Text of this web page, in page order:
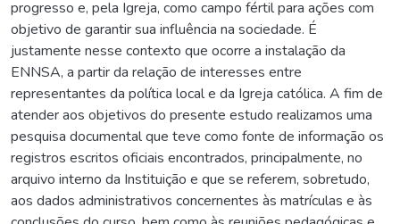
progresso e, pela Igreja, como campo fértil para ações com
objetivo de garantir sua influência na sociedade. É
justamente nesse contexto que ocorre a instalação da
ENNSA, a partir da relação de interesses entre
representantes da política local e da Igreja católica. A fim de
atender aos objetivos do presente estudo realizamos uma
pesquisa documental que teve como fonte de informação os
registros escritos oficiais encontrados, principalmente, no
arquivo interno da Instituição e que se referem, sobretudo,
aos dados administrativos concernentes às matrículas e às